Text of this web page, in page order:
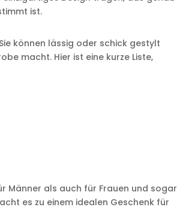
ist.
können lässig oder schick gestylt
macht. Hier ist eine kurze Liste,
Männer als auch für Frauen und sogar
es zu einem idealen Geschenk für